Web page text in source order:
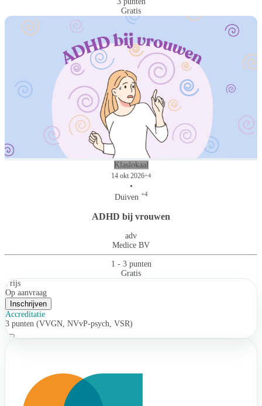
Gratis
Klaslokaal
14 okt 2026+4
•
Duiven +4
ADHD bij vrouwen
adv
Medice BV
1 - 3 punten
Gratis
Prijs
Op aanvraag
Inschrijven
Accreditatie
3 punten (VVGN, NVvP-psych, VSR)